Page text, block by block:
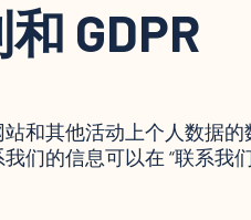
GDPR
和其他活动上个人数据的
们的信息可以在 “联系我